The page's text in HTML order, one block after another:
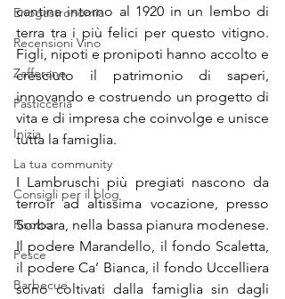
Enogastronomia
Recensioni Vino
Zafferano
Pasticceria
Inizia
La tua community
Consigli per il blog
Risotto
Pesce
Barbecue
cantina intorno al 1920 in un lembo di
terra tra i più felici per questo vitigno.
Figli, nipoti e pronipoti hanno accolto e
cresciuto il patrimonio di saperi,
innovando e costruendo un progetto di
vita e di impresa che coinvolge e unisce
tutta la famiglia.
I Lambruschi più pregiati nascono da
terroir ad altissima vocazione, presso
Sorbara, nella bassa pianura modenese.
Il podere Marandello, il fondo Scaletta,
il podere Ca’ Bianca, il fondo Uccelliera
sono coltivati dalla famiglia sin dagli